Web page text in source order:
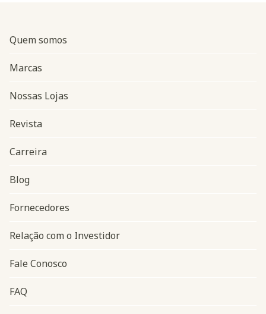
Navegação do rodapé
Quem somos
Marcas
Nossas Lojas
Revista
Carreira
Blog
Fornecedores
Relação com o Investidor
Fale Conosco
FAQ